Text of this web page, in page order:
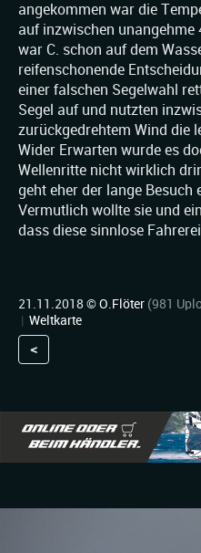
angekommen war die
auf inzwischen unangehme
war C. schon auf dem
reifenschonende
einer falschen Segelwahl
Segel auf und nutzten
zurückgedrehtem Wind die
Wider Erwarten wurde es
Wellenritte nicht wirklich
geht eher der lange Besuch
Vermutlich wollte sie und
dass diese sinnlose
21.11.2018 ©O.Flöter (981
| Weltkarte
<